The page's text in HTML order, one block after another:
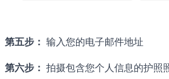
第五步： 输入您的电子邮件地址
第六步： 拍摄包含您个人信息的护照